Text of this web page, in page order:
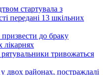
стартувала з
передані 13 шкільних
до браку
лікарнях
тривожаться
двох районах, постраждалі